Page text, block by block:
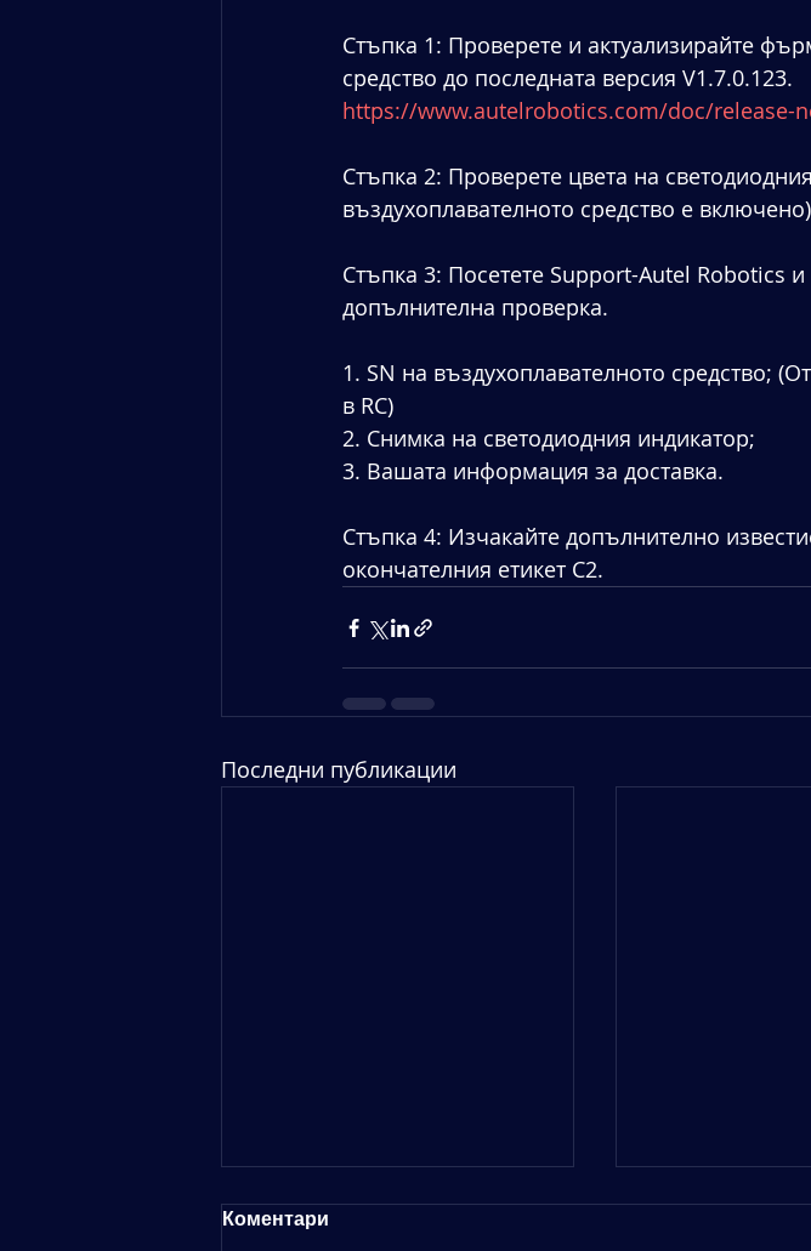
Стъпка 1: Проверете и актуализирайте
средство до последната версия V1.7.0.123.
https://www.autelrobotics.com/doc/release-
Стъпка 2: Проверете цвета на
въздухоплавателното средство е
Стъпка 3: Посетете Support-Autel Robotics
допълнителна проверка.
1. SN на въздухоплавателното средство;
в RC)
2. Снимка на светодиодния индикатор;
3. Вашата информация за доставка.
Стъпка 4: Изчакайте допълнително
окончателния етикет C2.
Последни публикации
Търсим да назначим:
Коментари